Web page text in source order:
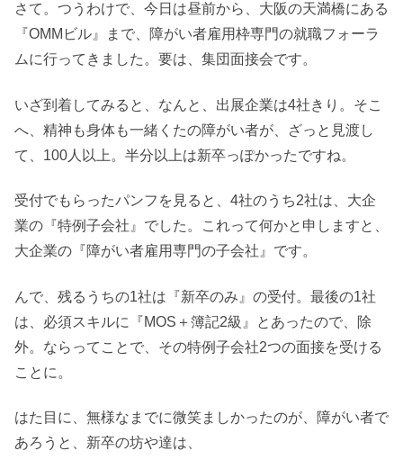
さて。つうわけで、今日は昼前から、大阪の天満橋にある
『OMMビル』まで、障がい者雇用枠専門の就職フォーラ
ムに行ってきました。要は、集団面接会です。
いざ到着してみると、なんと、出展企業は4社きり。そこ
へ、精神も身体も一緒くたの障がい者が、ざっと見渡し
て、100人以上。半分以上は新卒っぽかったですね。
受付でもらったパンフを見ると、4社のうち2社は、大企
業の『特例子会社』でした。これって何かと申しますと、
大企業の『障がい者雇用専門の子会社』です。
んで、残るうちの1社は『新卒のみ』の受付。最後の1社
は、必須スキルに『MOS＋簿記2級』とあったので、除
外。ならってことで、その特例子会社2つの面接を受ける
ことに。
はた目に、無様なまでに微笑ましかったのが、障がい者で
あろうと、新卒の坊や達は、